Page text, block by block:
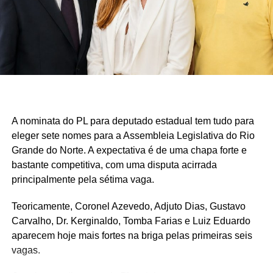
A nominata do PL para deputado estadual tem tudo para
eleger sete nomes para a Assembleia Legislativa do Rio
Grande do Norte. A expectativa é de uma chapa forte e
bastante competitiva, com uma disputa acirrada
principalmente pela sétima vaga.
Teoricamente, Coronel Azevedo, Adjuto Dias, Gustavo
Carvalho, Dr. Kerginaldo, Tomba Farias e Luiz Eduardo
aparecem hoje mais fortes na briga pelas primeiras seis
vagas.